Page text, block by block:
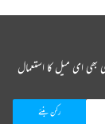
ای میل کا استعمال